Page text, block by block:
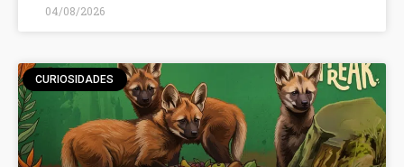
04/08/2026
CURIOSIDADES